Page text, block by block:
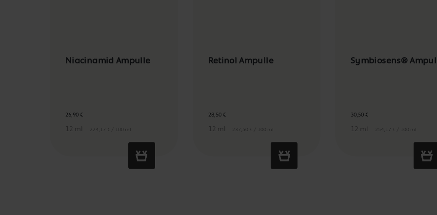
Niacinamid Ampulle
12 ml 224,17 € / 100 ml
26,90 €
Retinol Ampulle
12 ml 237,50 € / 100 ml
28,50 €
Symbiosens®
12 ml 254,17 € / 100 ml
30,50 €